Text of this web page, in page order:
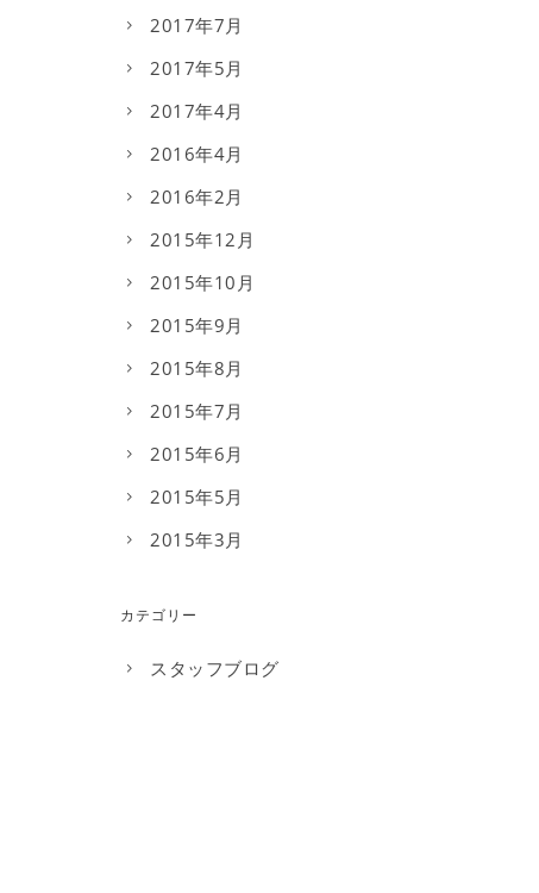
2017年7月
2017年5月
2017年4月
2016年4月
2016年2月
2015年12月
2015年10月
2015年9月
2015年8月
2015年7月
2015年6月
2015年5月
2015年3月
カテゴリー
スタッフブログ